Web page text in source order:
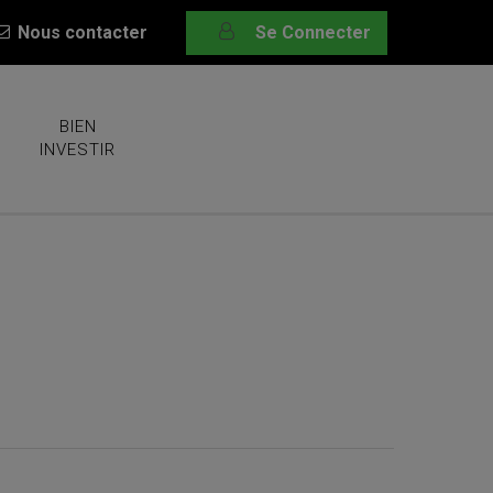
Nous contacter Se Connecter
BIEN
INVESTIR